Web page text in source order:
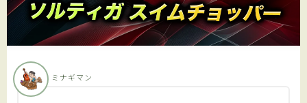
プライバシーポリシー
ENGLISH SITE
ミナギマン